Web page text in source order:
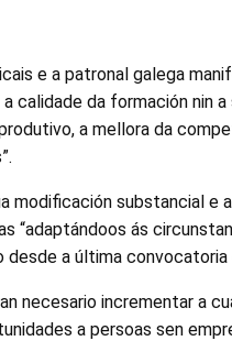
e a patronal galega
calidade da formación nin
a mellora da
modificación substancial e
“adaptándoos ás
desde a última convocatoria
necesario incrementar a
a persoas sen